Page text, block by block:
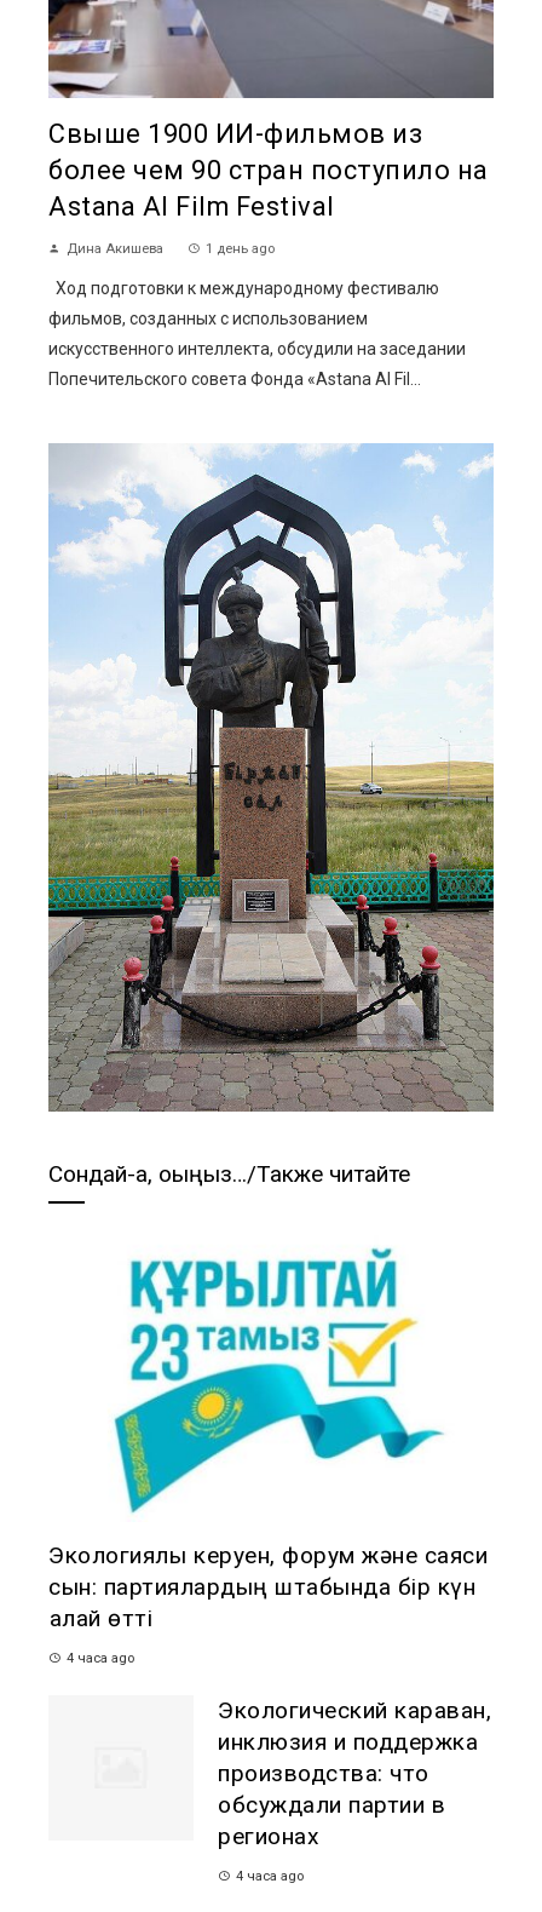
Свыше 1900 ИИ-фильмов из
более чем 90 стран поступило на
Astana AI Film Festival
Дина Акишева 1 день ago
Ход подготовки к международному фестивалю
фильмов, созданных с использованием
искусственного интеллекта, обсудили на заседании
Попечительского совета Фонда «Astana AI Fil...
Сондай-ақ, оқыңыз…/Также читайте
Экологиялық керуен, форум және саяси
сын: партиялардың штабында бір күн
қалай өтті
4 часа ago
Экологический караван,
инклюзия и поддержка
производства: что
обсуждали партии в
регионах
4 часа ago